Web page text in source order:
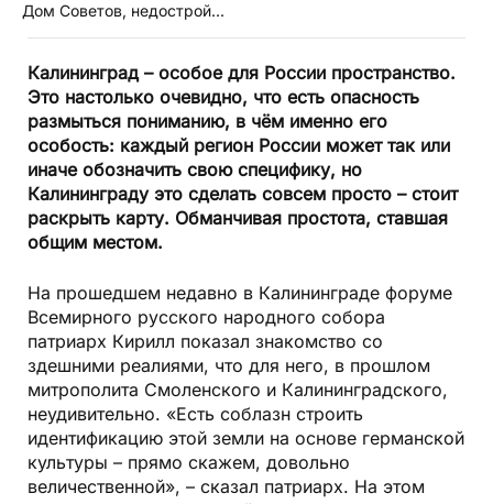
Дом Советов, недострой...
Калининград – особое для России пространство.
Это настолько очевидно, что есть опасность
размыться пониманию, в чём именно его
особость: каждый регион России может так или
иначе обозначить свою специфику, но
Калининграду это сделать совсем просто – стоит
раскрыть карту. Обманчивая простота, ставшая
общим местом.
На прошедшем недавно в Калининграде форуме
Всемирного русского народного собора
патриарх Кирилл показал знакомство со
здешними реалиями, что для него, в прошлом
митрополита Смоленского и Калининградского,
неудивительно. «Есть соблазн строить
идентификацию этой земли на основе германской
культуры – прямо скажем, довольно
величественной», – сказал патриарх. На этом